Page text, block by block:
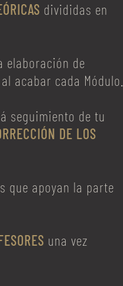
divididas en
elaboración de
acabar cada Módulo.
seguimiento de tu
DE LOS
que apoyan la parte
una vez